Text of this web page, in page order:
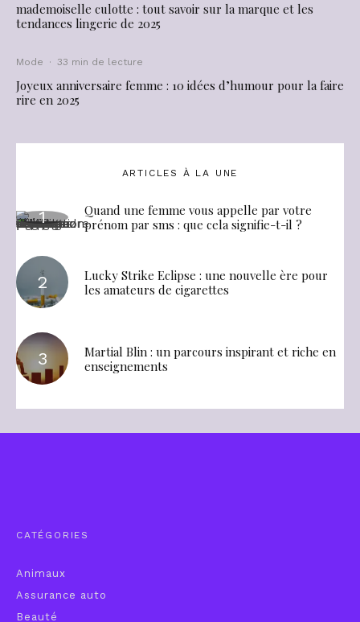
mademoiselle culotte : tout savoir sur la marque et les
tendances lingerie de 2025
Mode · 33 min de lecture
Joyeux anniversaire femme : 10 idées d’humour pour la faire
rire en 2025
ARTICLES À LA UNE
Quand une femme vous appelle par votre
prénom par sms : que cela signifie-t-il ?
Lucky Strike Eclipse : une nouvelle ère pour
les amateurs de cigarettes
Martial Blin : un parcours inspirant et riche en
enseignements
CATÉGORIES
Animaux
Assurance auto
Beauté